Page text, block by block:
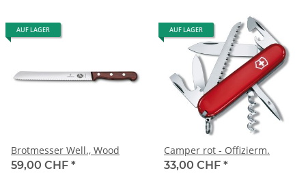
AUF LAGER
Brotmesser Well., Wood
59,00 CHF *
AUF LAGER
Camper rot - Offizierm.
33,00 CHF *